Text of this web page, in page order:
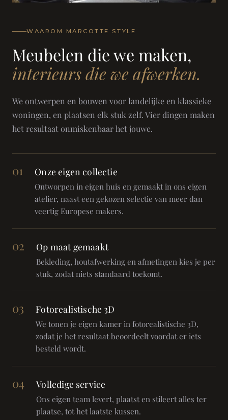
WAAROM MARCOTTE STYLE
Meubelen die we maken,
interieurs die we afwerken.
We ontwerpen en bouwen voor landelijke en klassieke
woningen, en plaatsen elk stuk zelf. Vier dingen maken
het resultaat onmiskenbaar het jouwe.
01 Onze eigen collectie
Ontworpen in eigen huis en gemaakt in ons eigen
atelier, naast een gekozen selectie van meer dan
veertig Europese makers.
02 Op maat gemaakt
Bekleding, houtafwerking en afmetingen kies je per
stuk, zodat niets standaard toekomt.
03 Fotorealistische 3D
We tonen je eigen kamer in fotorealistische 3D,
zodat je het resultaat beoordeelt voordat er iets
besteld wordt.
04 Volledige service
Ons eigen team levert, plaatst en stileert alles ter
plaatse, tot het laatste kussen.